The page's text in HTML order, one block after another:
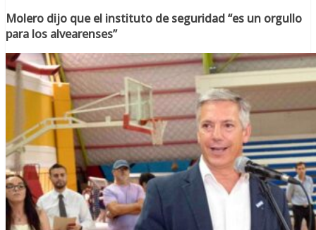
Molero dijo que el instituto de seguridad “es un orgullo
para los alvearenses”